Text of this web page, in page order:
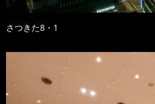
さつきた8・1